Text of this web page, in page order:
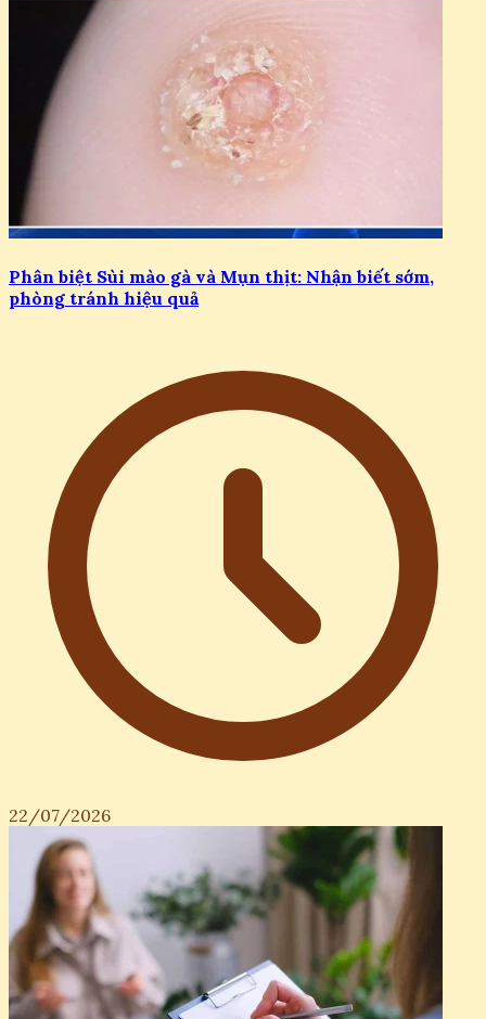
Phân biệt Sùi mào gà và Mụn thịt: Nhận biết sớm,
phòng tránh hiệu quả
22/07/2026